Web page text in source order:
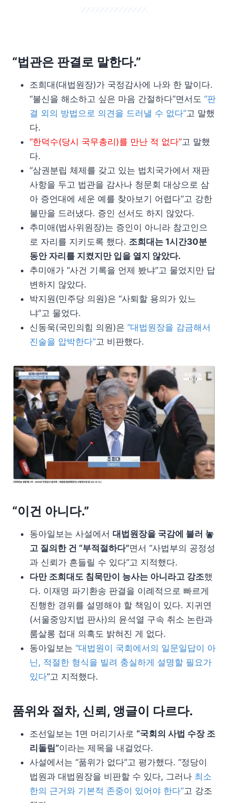
“법관은 판결로 말한다.”
조희대(대법원장)가 국정감사에 나와 한 말이다.
“불신을 해소하고 싶은 마음 간절하다”면서도 “판
결 외의 방법으로 의견을 드러낼 수 없다”고 말했
다.
“한덕수(당시 국무총리)를 만난 적 없다”고 말했
다.
“삼권분립 체제를 갖고 있는 법치국가에서 재판
사항을 두고 법관을 감사나 청문회 대상으로 삼
아 증언대에 세운 예를 찾아보기 어렵다”고 강한
불만을 드러냈다. 증인 선서도 하지 않았다.
추미애(법사위원장)는 증인이 아니라 참고인으
로 자리를 지키도록 했다. 조희대는 1시간30분
동안 자리를 지켰지만 입을 열지 않았다.
추미애가 “사건 기록을 언제 봤냐”고 물었지만 답
변하지 않았다.
박지원(민주당 의원)은 “사퇴할 용의가 있느
냐”고 물었다.
신동욱(국민의힘 의원)은 “대법원장을 감금해서
진술을 압박한다”고 비판했다.
“이건 아니다.”
동아일보는 사설에서 대법원장을 국감에 불러 놓
고 질의한 건 “부적절하다”면서 “사법부의 공정성
과 신뢰가 흔들릴 수 있다”고 지적했다.
다만 조희대도 침묵만이 능사는 아니라고 강조했
다. 이재명 파기환송 판결을 이례적으로 빠르게
진행한 경위를 설명해야 할 책임이 있다. 지귀연
(서울중앙지법 판사)의 윤석열 구속 취소 논란과
룸살롱 접대 의혹도 밝혀진 게 없다.
동아일보는 “대법원이 국회에서의 일문일답이 아
닌, 적절한 형식을 빌려 충실하게 설명할 필요가
있다”고 지적했다.
품위와 절차, 신뢰, 앵글이 다르다.
조선일보는 1면 머리기사로 “국회의 사법 수장 조
리돌림”이라는 제목을 내걸었다.
사설에서는 “품위가 없다”고 평가했다. “정당이
법원과 대법원장을 비판할 수 있다, 그러나 최소
한의 근거와 기본적 존중이 있어야 한다”고 강조